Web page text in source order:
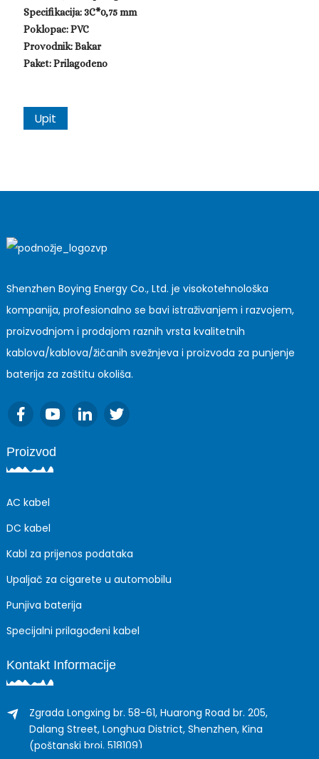
Specifikacija: 3C*0,75 mm
Poklopac: PVC
Provodnik: Bakar
Paket: Prilagođeno
Upit
Shenzhen Boying Energy Co., Ltd. je visokotehnološka
kompanija, profesionalno se bavi istraživanjem i razvojem,
proizvodnjom i prodajom raznih vrsta kvalitetnih
kablova/kablova/žičanih svežnjeva i proizvoda za punjenje
baterija za zaštitu okoliša.
Proizvod
AC kabel
DC kabel
Kabl za prijenos podataka
Upaljač za cigarete u automobilu
Punjiva baterija
Specijalni prilagođeni kabel
Kontakt Informacije
Zgrada Longxing br. 58-61, Huarong Road br. 205,
Dalang Street, Longhua District, Shenzhen, Kina
(poštanski broj, 518109)